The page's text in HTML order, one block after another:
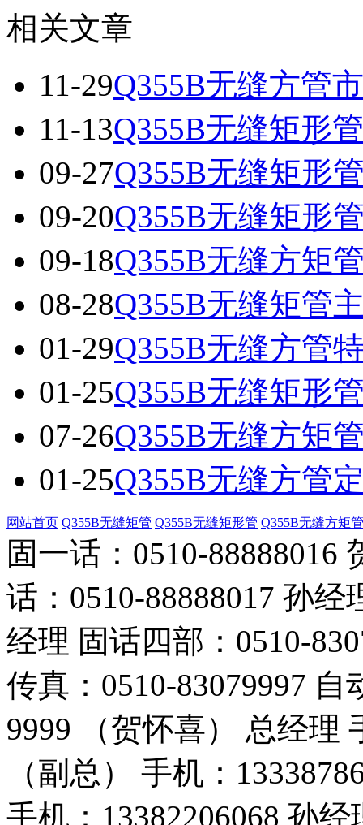
相关文章
11-29Q355B无缝方管
11-13Q355B无缝矩形
09-27Q355B无缝矩形
09-20Q355B无缝矩形
09-18Q355B无缝方矩
08-28Q355B无缝矩管
01-29Q355B无缝方管
01-25Q355B无缝矩形
07-26Q355B无缝方矩
01-25Q355B无缝方管
网站首页 Q355B无缝矩管 Q355B无缝矩形管 Q355B无缝方矩管
固一话：0510-88888016
话：0510-88888017 孙经
经理 固话四部：0510-
传真：0510-83079997
9999 （贺怀喜） 总经理
（副总） 手机：
手机：13382206068 孙